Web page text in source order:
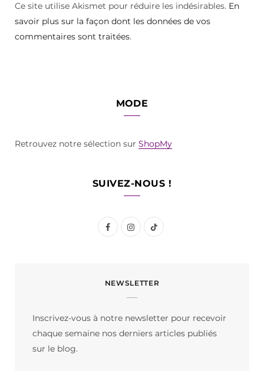
Ce site utilise Akismet pour réduire les indésirables. En
savoir plus sur la façon dont les données de vos
commentaires sont traitées.
MODE
Retrouvez notre sélection sur ShopMy
SUIVEZ-NOUS !
F
e
I
t
T
T
NEWSLETTER
Inscrivez-vous à notre newsletter pour recevoir
chaque semaine nos derniers articles publiés
sur le blog.